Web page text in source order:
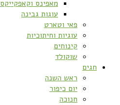
מאפינס וקאפקייקס
עוגות גבינה
פאי וטארט
עוגיות וחיתוכיות
קינוחים
שוקולד
חגים
ראש השנה
יום כיפור
חנוכה